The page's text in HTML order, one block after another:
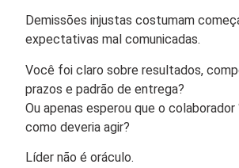
Demissões injustas costumam
expectativas mal comunicadas.
Você foi claro sobre resultados,
prazos e padrão de entrega?
Ou apenas esperou que o colaborador
como deveria agir?
Líder não é oráculo.